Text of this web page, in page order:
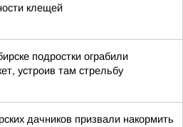
клещей
подростки ограбили
устроив там стрельбу
дачников призвали накормить